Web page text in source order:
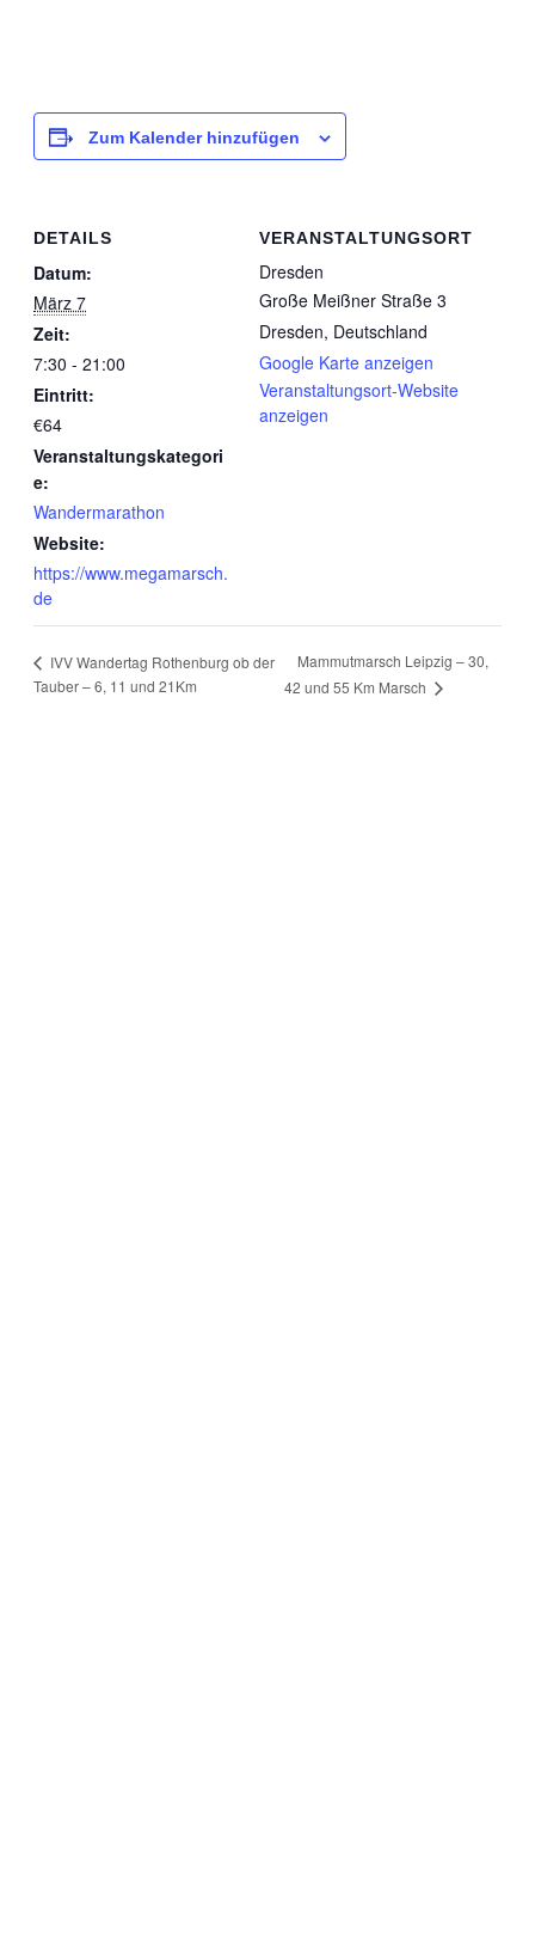
Zum Kalender hinzufügen
DETAILS
Datum:
März 7
Zeit:
7:30 - 21:00
Eintritt:
€64
Veranstaltungskategori
e:
Wandermarathon
Website:
https://www.megamarsch.
de
VERANSTALTUNGSORT
Dresden
Große Meißner Straße 3
Dresden, Deutschland
Google Karte anzeigen
Veranstaltungsort-Website
anzeigen
IVV Wandertag Rothenburg ob der
Tauber – 6, 11 und 21Km
Mammutmarsch Leipzig – 30,
42 und 55 Km Marsch